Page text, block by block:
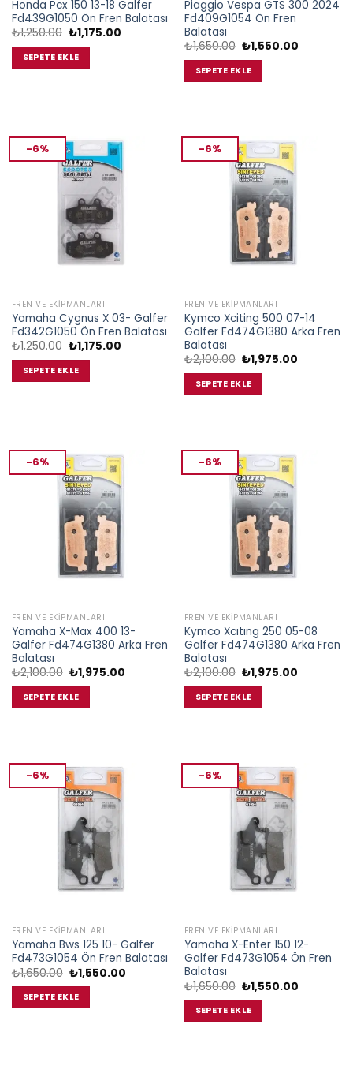
Honda Pcx 150 13-18 Galfer
Fd439G1050 Ön Fren Balatası
₺1,250.00 Orijinal
fiyat:
₺1,250.00.
₺1,175.00Şu
SEPETE EKLE
Piaggio Vespa GTS 300 2024
Fd409G1054 Ön Fren
Balatası
₺1,650.00 Orijinal
fiyat:
₺1,650.00.
₺1,550.00Şu
SEPETE EKLE
-6%
FREN VE EKIPMANLARI
Yamaha Cygnus X 03- Galfer
Fd342G1050 Ön Fren Balatası
₺1,250.00 Orijinal
fiyat:
₺1,250.00.
₺1,175.00Şu
SEPETE EKLE
-6%
FREN VE EKIPMANLARI
Kymco Xciting 500 07-14
Galfer Fd474G1380 Arka Fren
Balatası
₺2,100.00 Orijinal
fiyat:
₺2,100.00.
₺1,975.00Şu
SEPETE EKLE
-6%
FREN VE EKIPMANLARI
Yamaha X-Max 400 13-
Galfer Fd474G1380 Arka Fren
Balatası
₺2,100.00 Orijinal
fiyat:
₺2,100.00.
₺1,975.00Şu
SEPETE EKLE
-6%
FREN VE EKIPMANLARI
Kymco Xcıtıng 250 05-08
Galfer Fd474G1380 Arka Fren
Balatası
₺2,100.00 Orijinal
fiyat:
₺2,100.00.
₺1,975.00Şu
SEPETE EKLE
-6%
FREN VE EKIPMANLARI
Yamaha Bws 125 10- Galfer
Fd473G1054 Ön Fren Balatası
₺1,650.00 Orijinal
fiyat:
₺1,650.00.
₺1,550.00Şu
SEPETE EKLE
-6%
FREN VE EKIPMANLARI
Yamaha X-Enter 150 12-
Galfer Fd473G1054 Ön Fren
Balatası
₺1,650.00 Orijinal
fiyat:
₺1,650.00.
₺1,550.00Şu
SEPETE EKLE